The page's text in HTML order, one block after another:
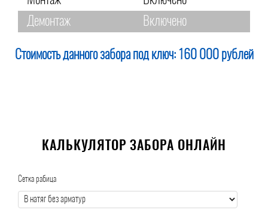
Демонтаж
Включено
Стоимость данного забора под ключ: 160 000 рублей
КАЛЬКУЛЯТОР ЗАБОРА ОНЛАЙН
Сетка рабица